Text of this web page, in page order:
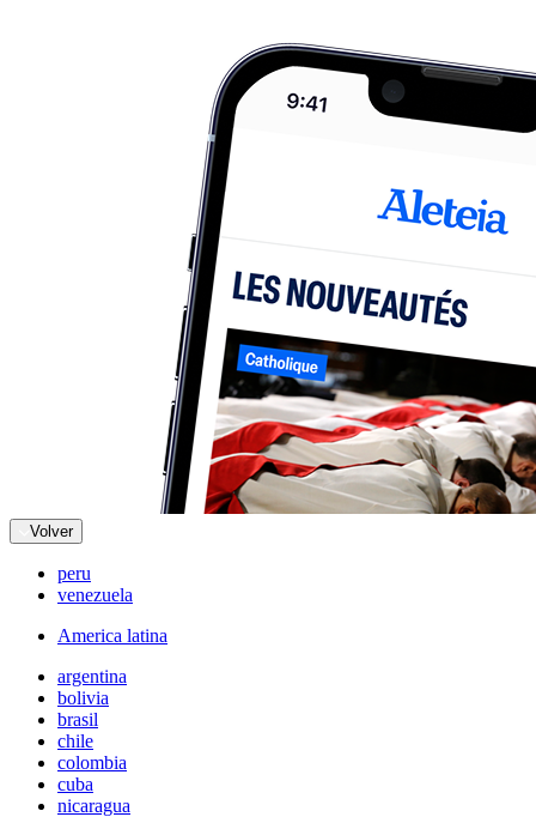
Volver
peru
venezuela
America latina
argentina
bolivia
brasil
chile
colombia
cuba
nicaragua